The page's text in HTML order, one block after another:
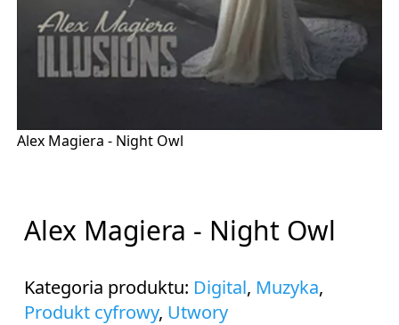
Alex Magiera - Night Owl
Alex Magiera - Night Owl
Kategoria produktu: Digital, Muzyka,
Produkt cyfrowy, Utwory